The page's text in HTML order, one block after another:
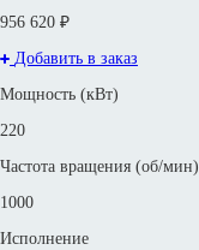
956 620 ₽
Добавить в заказ
Мощность (кВт)
220
Частота вращения (об/мин)
1000
Исполнение